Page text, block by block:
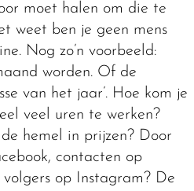
moet halen om die te
weet ben je geen mens
Nog zo’n voorbeeld:
worden. Of de
van het jaar’. Hoe kom je
veel uren te werken?
hemel in prijzen? Door
contacten op
op Instagram? De